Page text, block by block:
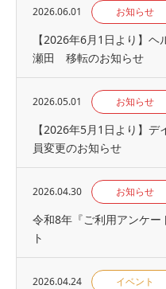
2026.06.01 お知らせ
【2026年6月1日より】
瀬田 移転のお知らせ
2026.05.01 お知らせ
【2026年5月1日より】
員変更のお知らせ
2026.04.30 お知らせ
令和8年『ご利用アンケ
ト
2026.04.24 イベント